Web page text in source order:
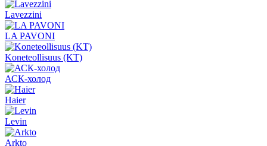
Lavezzini
LA PAVONI
Koneteollisuus (KT)
АСК-холод
Haier
Levin
Arkto